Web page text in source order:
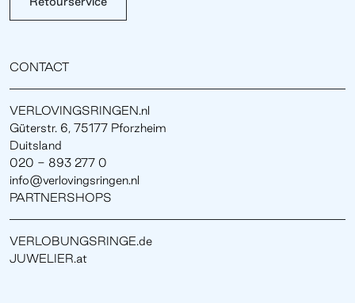
CONTACT
VERLOVINGSRINGEN.nl
Güterstr. 6, 75177 Pforzheim
Duitsland
020 - 893 277 0
info@verlovingsringen.nl
PARTNERSHOPS
VERLOBUNGSRINGE.de
JUWELIER.at